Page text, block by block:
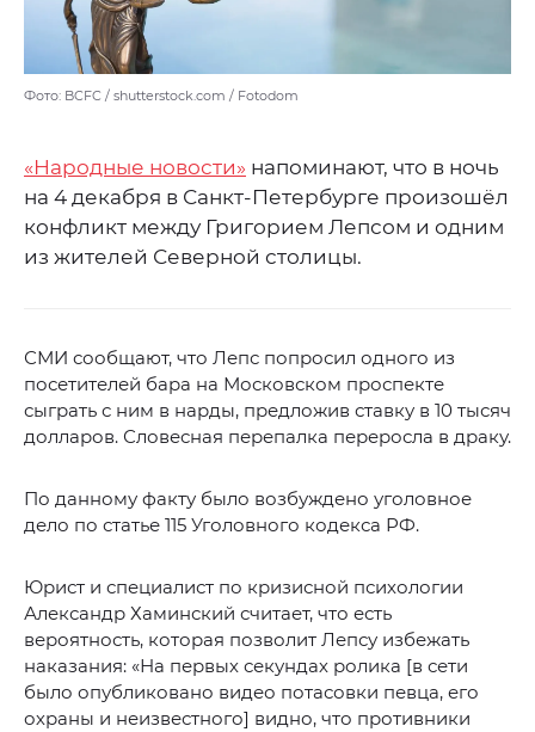
Фото: BCFC / shutterstock.com / Fotodom
«Народные новости» напоминают, что в ночь
на 4 декабря в Санкт-Петербурге произошёл
конфликт между Григорием Лепсом и одним
из жителей Северной столицы.
СМИ сообщают, что Лепс попросил одного из
посетителей бара на Московском проспекте
сыграть с ним в нарды, предложив ставку в 10 тысяч
долларов. Словесная перепалка переросла в драку.
По данному факту было возбуждено уголовное
дело по статье 115 Уголовного кодекса РФ.
Юрист и специалист по кризисной психологии
Александр Хаминский считает, что есть
вероятность, которая позволит Лепсу избежать
наказания: «На первых секундах ролика [в сети
было опубликовано видео потасовки певца, его
охраны и неизвестного] видно, что противники